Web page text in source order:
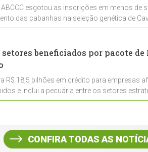
esgotou as inscrições em menos de
das cabanhas na seleção genética de
beneficiados por pacote de
R$ 18,5 bilhões em crédito para empresas
e inclui a pecuária entre os setores
CONFIRA TODAS AS